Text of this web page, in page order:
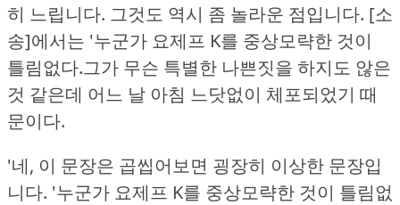
히 느립니다. 그것도 역시 좀 놀라운 점입니다. [소
송]에서는 '누군가 요제프 K를 중상모략한 것이
틀림없다.그가 무슨 특별한 나쁜짓을 하지도 않은
것 같은데 어느 날 아침 느닷없이 체포되었기 때
문이다.
'네, 이 문장은 곱씹어보면 굉장히 이상한 문장입
니다. '누군가 요제프 K를 중상모략한 것이 틀림없